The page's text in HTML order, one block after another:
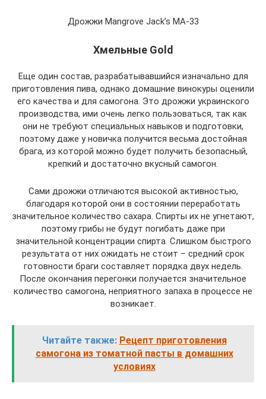
Дрожжи Mangrove Jack’s MA-33
Хмельные Gold
Еще один состав, разрабатывавшийся изначально для
приготовления пива, однако домашние винокуры оценили
его качества и для самогона. Это дрожжи украинского
производства, ими очень легко пользоваться, так как
они не требуют специальных навыков и подготовки,
поэтому даже у новичка получится весьма достойная
брага, из которой можно будет получить безопасный,
крепкий и достаточно вкусный самогон.
Сами дрожжи отличаются высокой активностью,
благодаря которой они в состоянии переработать
значительное количество сахара. Спирты их не угнетают,
поэтому грибы не будут погибать даже при
значительной концентрации спирта. Слишком быстрого
результата от них ожидать не стоит – средний срок
готовности браги составляет порядка двух недель.
После окончания перегонки получается значительное
количество самогона, неприятного запаха в процессе не
возникает.
Читайте также: Рецепт приготовления
самогона из томатной пасты в домашних
условиях